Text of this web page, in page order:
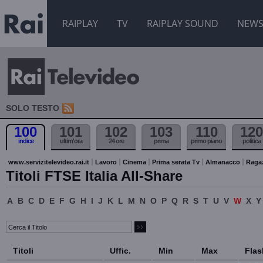
RAIPLAY TV RAIPLAY SOUND NEWS
SOLO TESTO
100
indice
101
ultim'ora
102
24 ore
103
prima
110
primo piano
120
politica
www.servizitelevideo.rai.it Lavoro Cinema Prima serata Tv Almanacco
Titoli FTSE Italia All-Share
A B C D E F G H I J K L M N O P Q R S T U V W X Y
Titoli Uffic. Min Max